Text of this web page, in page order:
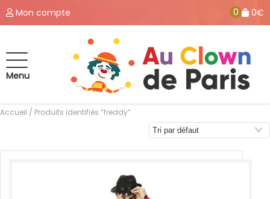
Mon compte 0 0€
Menu
Accueil / Produits identifiés “freddy”